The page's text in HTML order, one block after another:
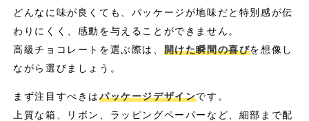
どんなに味が良くても、パッケージが地味だと特別感が伝
わりにくく、感動を与えることができません。
高級チョコレートを選ぶ際は、 開けた瞬間の喜びを想像し
ながら選びましょう。
まず注目すべきはパッケージデザインです。
上質な箱、リボン、ラッピングペーパーなど、細部まで配